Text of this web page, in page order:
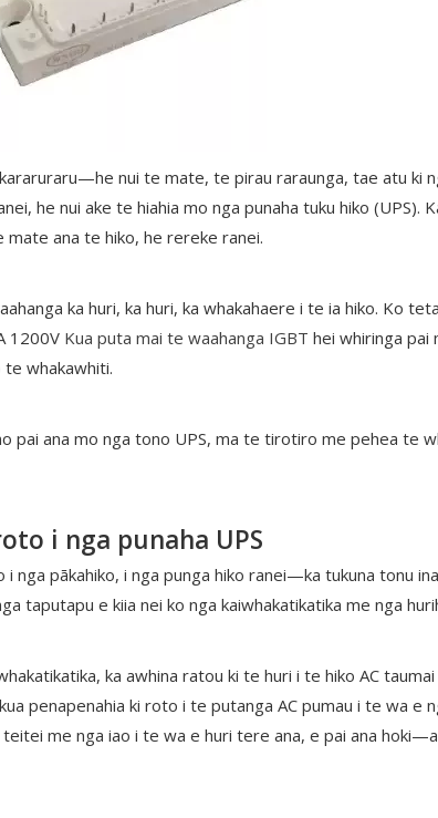
nui te mate, te pirau raraunga, tae atu ki
he nui ake te hiahia mo nga punaha tuku hiko (UPS).
ana te hiko, he rereke ranei.
ka huri, ka huri, ka whakahaere i te ia hiko. Ko
1200V Kua puta mai te waahanga IGBT hei whiringa pai
whakawhiti.
pai ana mo nga tono UPS, ma te tirotiro me pehea te
i nga punaha UPS
pākahiko, i nga punga hiko ranei—ka tukuna tonu
taputapu e kiia nei ko nga kaiwhakatikatika me nga
ka awhina ratou ki te huri i te hiko AC
penapenahia ki roto i te putanga AC pumau i te wa e
me nga iao i te wa e huri tere ana, e pai ana